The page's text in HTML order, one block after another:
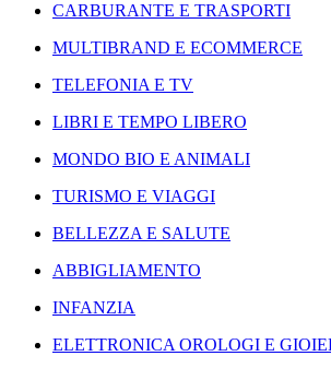
CARBURANTE E TRASPORTI
MULTIBRAND E ECOMMERCE
TELEFONIA E TV
LIBRI E TEMPO LIBERO
MONDO BIO E ANIMALI
TURISMO E VIAGGI
BELLEZZA E SALUTE
ABBIGLIAMENTO
INFANZIA
ELETTRONICA OROLOGI E